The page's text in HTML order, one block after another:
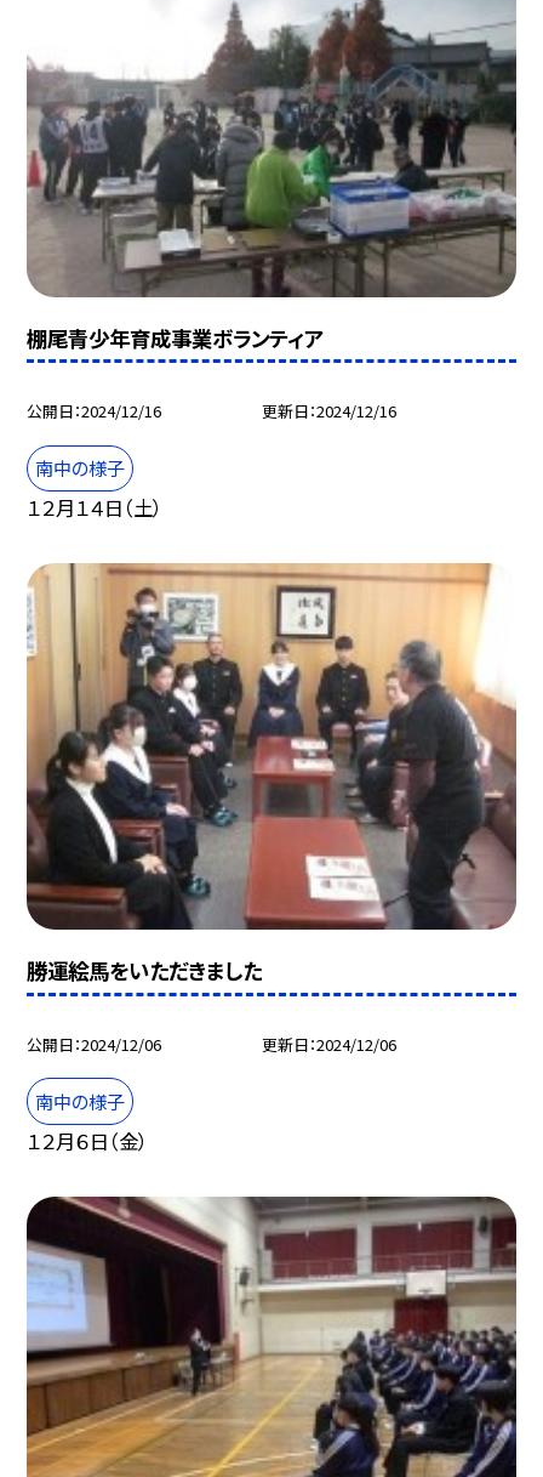
棚尾青少年育成事業ボランティア
公開日 2024/12/16 更新日 2024/12/16
南中の様子
１２月１４日（土）
勝運絵馬をいただきました
公開日 2024/12/06 更新日 2024/12/06
南中の様子
１２月６日（金）